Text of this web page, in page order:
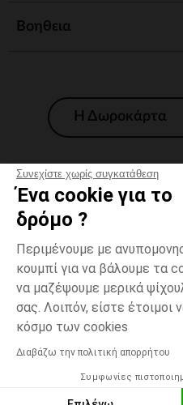
Συνεχίστε χωρίς συγκατάθεση
Ένα cookie για το
δρόμο ?
Περιμένουμε με
κουμπί για να βάλουμε τα
να μαζέψουμε μερικά
σας. Λοιπόν, είστε έτοιμοι
κόσμο των cookies
Διαβάζω την πολιτική απορρήτου
Συμφωνίες
Μπέζ
Δυνατότητα
ΕΠΙΛΟΓΗ
Βοηθεια
Η Δωροκάρτα
Γενικοί
Προσβασιμότητα:
H Orchestra συμμετέχει στον
μεσολάβησης της Γαλλικής